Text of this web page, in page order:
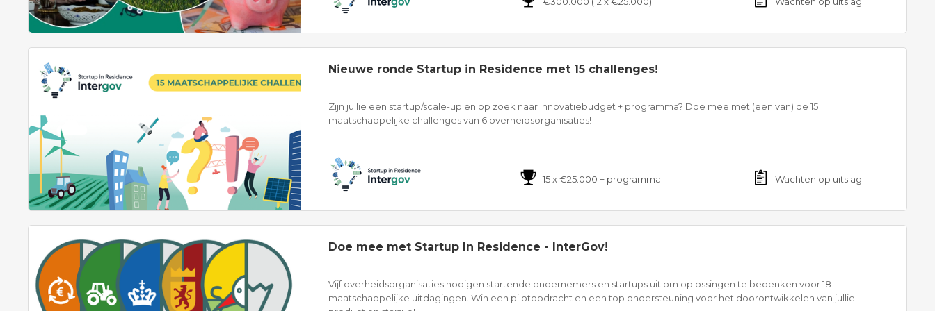
Nieuwe ronde Startup in Residence met 15 challenges!
Zijn jullie een startup/scale-up en op zoek naar innovatiebudget + programma? Doe mee met (een van) de 15
maatschappelijke challenges van 6 overheidsorganisaties!
15 x €25.000 + programma Wachten op uitslag
Doe mee met Startup In Residence - InterGov!
Vijf overheidsorganisaties nodigen startende ondernemers en startups uit om oplossingen te bedenken voor 18
maatschappelijke uitdagingen. Win een pilotopdracht en een top ondersteuning voor het doorontwikkelen van jullie